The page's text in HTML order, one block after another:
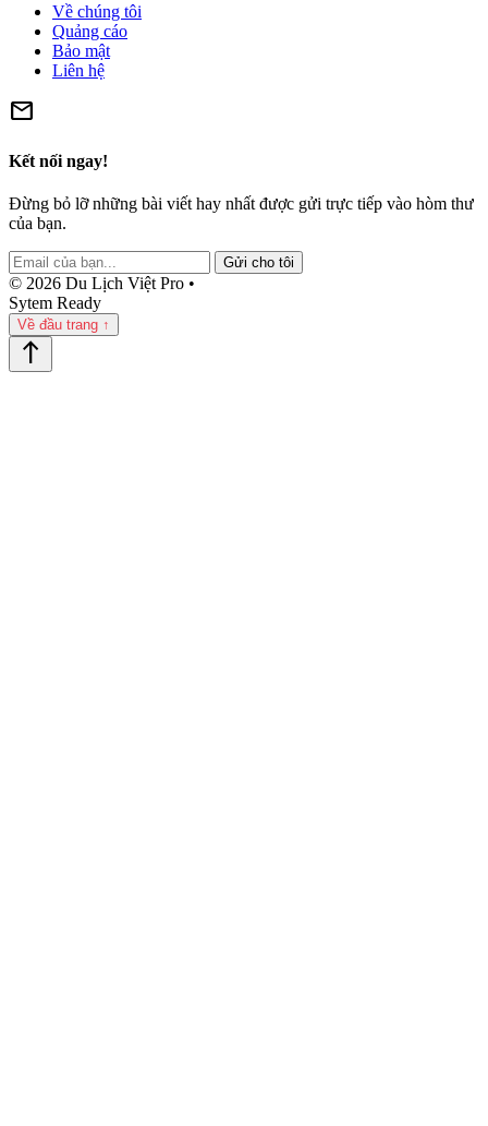
Về chúng tôi
Quảng cáo
Bảo mật
Liên hệ
mail
Kết nối ngay!
Đừng bỏ lỡ những bài viết hay nhất được gửi trực tiếp vào hòm thư
của bạn.
Gửi cho tôi
© 2026 Du Lịch Việt Pro •
Sytem Ready
Về đầu trang ↑
north